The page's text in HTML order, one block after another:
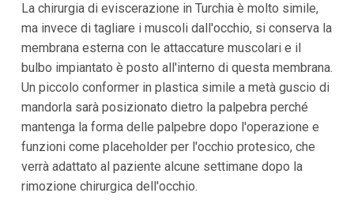
La chirurgia di eviscerazione in Turchia è molto simile,
ma invece di tagliare i muscoli dall'occhio, si conserva la
membrana esterna con le attaccature muscolari e il
bulbo impiantato è posto all'interno di questa membrana.
Un piccolo conformer in plastica simile a metà guscio di
mandorla sarà posizionato dietro la palpebra perché
mantenga la forma delle palpebre dopo l'operazione e
funzioni come placeholder per l'occhio protesico, che
verrà adattato al paziente alcune settimane dopo la
rimozione chirurgica dell'occhio.